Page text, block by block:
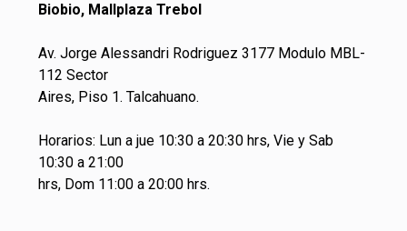
Biobio, Mallplaza Trebol
Av. Jorge Alessandri Rodriguez 3177 Modulo MBL-
112 Sector
Aires, Piso 1. Talcahuano.
Horarios: Lun a jue 10:30 a 20:30 hrs, Vie y Sab
10:30 a 21:00
hrs, Dom 11:00 a 20:00 hrs.